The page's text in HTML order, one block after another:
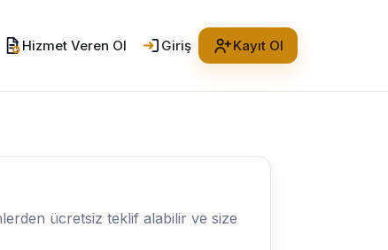
Hizmet Veren Ol Giriş Kayıt Ol
ücretsiz teklif alabilir ve size